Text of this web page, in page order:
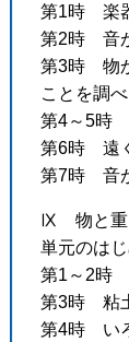
第1時 楽
第2時 音
第3時 物
ことを調
第4～5時
第6時 遠
第7時 音
Ⅸ 物と重
単元のは
第1～2時
第3時 粘
第4時 い